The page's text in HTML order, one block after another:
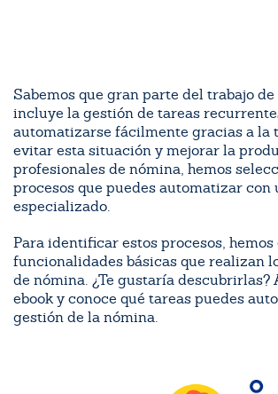
Sabemos que gran parte del trabajo
incluye la gestión de tareas
automatizarse fácilmente gracias a la
evitar esta situación y mejorar la
profesionales de nómina, hemos
procesos que puedes automatizar con
especializado.
Para identificar estos procesos,
funcionalidades básicas que realizan
de nómina. ¿Te gustaría descubrirlas?
ebook y conoce qué tareas puedes
gestión de la nómina.